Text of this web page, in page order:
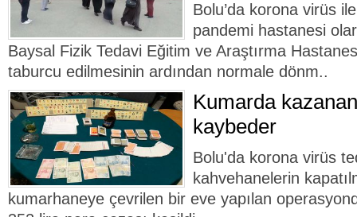
Bolu’da korona virüs
pandemi hastanesi
Baysal Fizik Tedavi Eğitim ve Araştırma
taburcu edilmesinin ardından normale dönm..
Kumarda
kaybeder
Bolu'da korona virüs
kahvehanelerin
kumarhaneye çevrilen bir eve yapılan